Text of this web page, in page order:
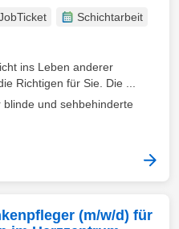
Schichtarbeit
ins Leben anderer
Richtigen für Sie. Die ...
und sehbehinderte
(m/w/d) für